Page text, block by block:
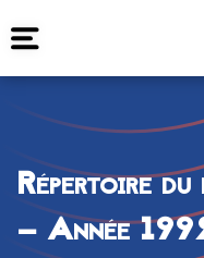
Répertoire
— Année